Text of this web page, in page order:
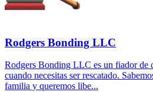
Rodgers Bonding LLC
Rodgers Bonding LLC es un fiador de
cuando necesitas ser rescatado.
familia y queremos libe...